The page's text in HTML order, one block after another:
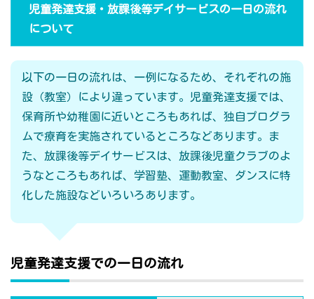
児童発達支援・放課後等デイサービスの一日の流れ
について
以下の一日の流れは、一例になるため、それぞれの施
設（教室）により違っています。児童発達支援では、
保育所や幼稚園に近いところもあれば、独自プログラ
ムで療育を実施されているところなどあります。ま
た、放課後等デイサービスは、放課後児童クラブのよ
うなところもあれば、学習塾、運動教室、ダンスに特
化した施設などいろいろあります。
児童発達支援での一日の流れ